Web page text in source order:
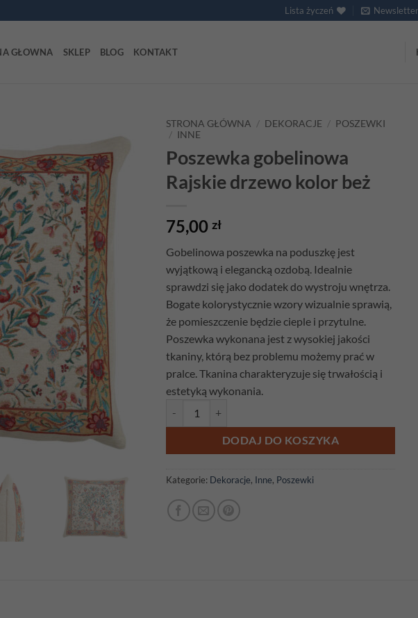
Lista życzeń Newsletter
GŁOWNA SKLEP BLOG KONTAKT
Add to
wishlist
STRONA GŁÓWNA / DEKORACJE / POSZEWKI
/ INNE
Poszewka gobelinowa
Rajskie drzewo kolor beż
75,00 zł
Gobelinowa poszewka na poduszkę jest
wyjątkową i elegancką ozdobą. Idealnie
sprawdzi się jako dodatek do wystroju wnętrza.
Bogate kolorystycznie wzory wizualnie sprawią,
że pomieszczenie będzie cieple i przytulne.
Poszewka wykonana jest z wysokiej jakości
tkaniny, którą bez problemu możemy prać w
pralce. Tkanina charakteryzuje się trwałością i
estetyką wykonania.
DODAJ DO KOSZYKA
Kategorie: Dekoracje, Inne, Poszewki